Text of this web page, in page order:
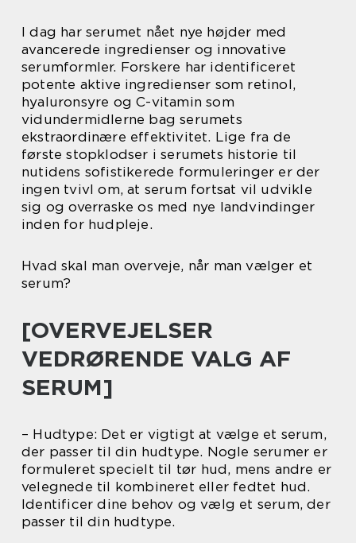
I dag har serumet nået nye højder med
avancerede ingredienser og innovative
serumformler. Forskere har identificeret
potente aktive ingredienser som retinol,
hyaluronsyre og C-vitamin som
vidundermidlerne bag serumets
ekstraordinære effektivitet. Lige fra de
første stopklodser i serumets historie til
nutidens sofistikerede formuleringer er der
ingen tvivl om, at serum fortsat vil udvikle
sig og overraske os med nye landvindinger
inden for hudpleje.
Hvad skal man overveje, når man vælger et
serum?
[OVERVEJELSER
VEDRØRENDE VALG AF
SERUM]
– Hudtype: Det er vigtigt at vælge et serum,
der passer til din hudtype. Nogle serumer er
formuleret specielt til tør hud, mens andre er
velegnede til kombineret eller fedtet hud.
Identificer dine behov og vælg et serum, der
passer til din hudtype.